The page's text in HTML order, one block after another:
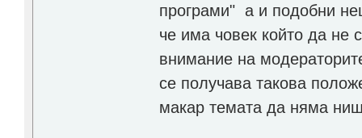
програми" а и подобни
че има човек който да не
внимание на
се получава такова
макар темата да няма